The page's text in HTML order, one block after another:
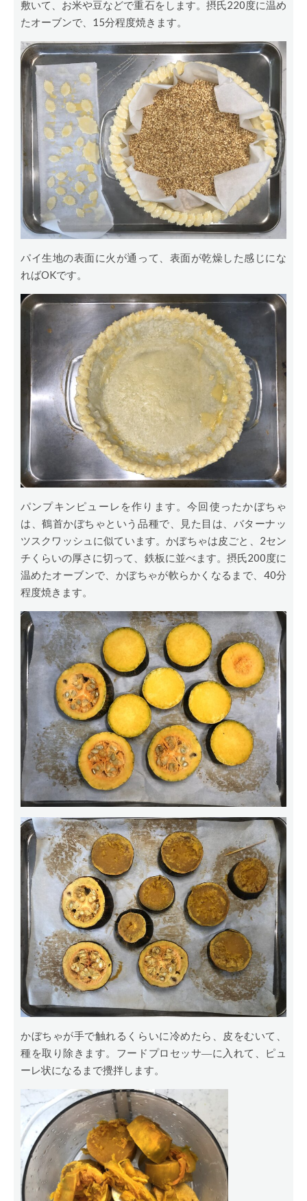
敷いて、お米や豆などで重石をします。摂氏220度に温め
たオーブンで、15分程度焼きます。
パイ生地の表面に火が通って、表面が乾燥した感じにな
ればOKです。
パンプキンピューレを作ります。今回使ったかぼちゃ
は、鶴首かぼちゃという品種で、見た目は、バターナッ
ツスクワッシュに似ています。かぼちゃは皮ごと、2セン
チくらいの厚さに切って、鉄板に並べます。摂氏200度に
温めたオーブンで、かぼちゃが軟らかくなるまで、40分
程度焼きます。
かぼちゃが手で触れるくらいに冷めたら、皮をむいて、
種を取り除きます。フードプロセッサ―に入れて、ピュ
ーレ状になるまで攪拌します。